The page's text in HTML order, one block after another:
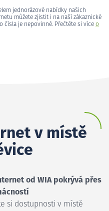
jednorázové nabídky našich
můžete zjistit i na naší zákaznické
čísla je nepovinné. Přečtěte si více o
v místě
od WIA pokrývá přes
si dostupnosti v místě